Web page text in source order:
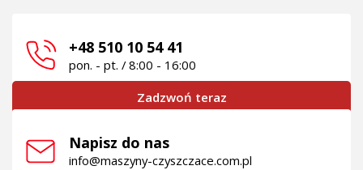
+48 510 10 54 41
pon. - pt. / 8:00 - 16:00
Zadzwoń teraz
Napisz do nas
info@maszyny-czyszczace.com.pl